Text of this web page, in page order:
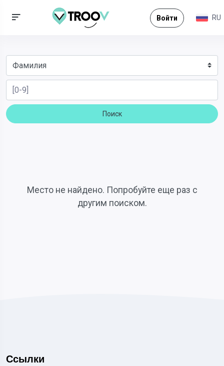
Войти RU
Поиск
Место не найдено. Попробуйте еще раз с
другим поиском.
Ссылки